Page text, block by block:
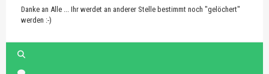
Danke an Alle ... Ihr werdet an anderer Stelle bestimmt noch "gelöchert"
werden :-)